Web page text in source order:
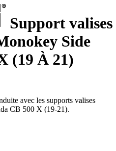
Support valises
Side
(19 À 21)
avec les supports valises
CB 500 X (19-21).